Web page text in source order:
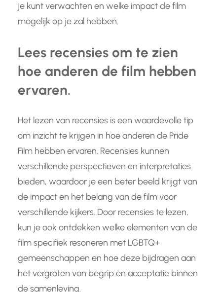
je kunt verwachten en welke impact de film
mogelijk op je zal hebben.
Lees recensies om te zien
hoe anderen de film hebben
ervaren.
Het lezen van recensies is een waardevolle tip
om inzicht te krijgen in hoe anderen de Pride
Film hebben ervaren. Recensies kunnen
verschillende perspectieven en interpretaties
bieden, waardoor je een beter beeld krijgt van
de impact en het belang van de film voor
verschillende kijkers. Door recensies te lezen,
kun je ook ontdekken welke elementen van de
film specifiek resoneren met LGBTQ+
gemeenschappen en hoe deze bijdragen aan
het vergroten van begrip en acceptatie binnen
de samenleving.